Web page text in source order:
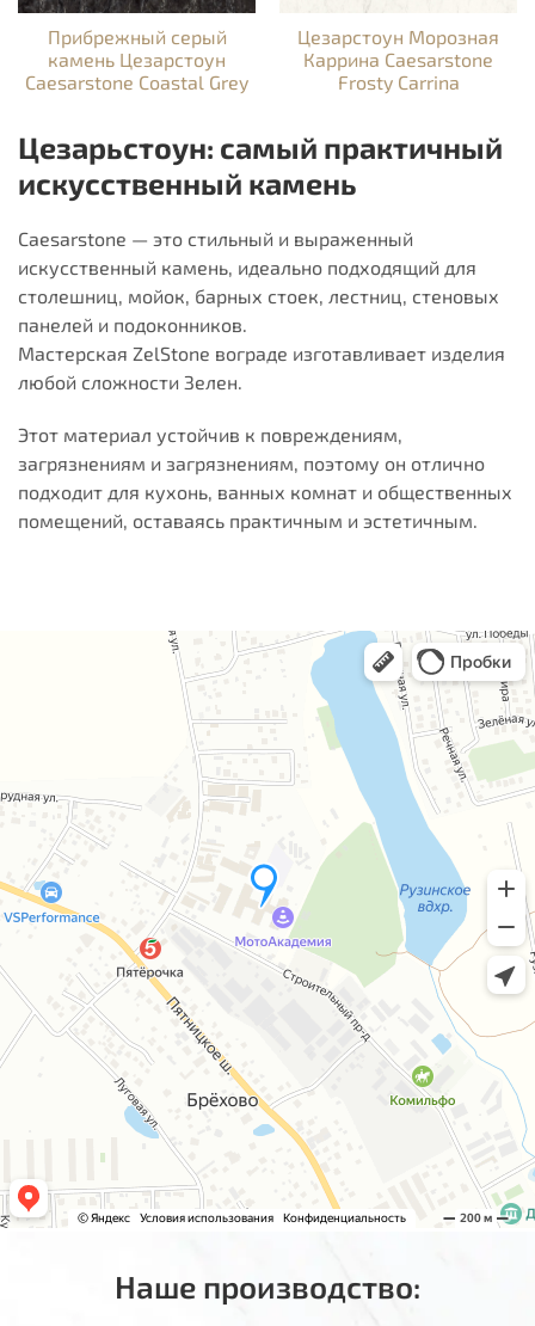
Прибрежный серый
камень Цезарстоун
Caesarstone Coastal Grey
Цезарстоун Морозная
Каррина Caesarstone
Frosty Carrina
Цезарьстоун: самый практичный
искусственный камень
Caesarstone — это стильный и выраженный
искусственный камень, идеально подходящий для
столешниц, мойок, барных стоек, лестниц, стеновых
панелей и подоконников.
Мастерская ZelStone вограде изготавливает изделия
любой сложности Зелен.
Этот материал устойчив к повреждениям,
загрязнениям и загрязнениям, поэтому он отлично
подходит для кухонь, ванных комнат и общественных
помещений, оставаясь практичным и эстетичным.
Наше производство: